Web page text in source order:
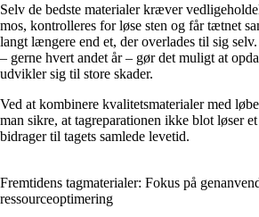
Selv de bedste materialer kræver
mos, kontrolleres for løse sten og får tætnet
langt længere end et, der overlades til sig
– gerne hvert andet år – gør det muligt at
udvikler sig til store skader.
Ved at kombinere kvalitetsmaterialer med
man sikre, at tagreparationen ikke blot løser
bidrager til tagets samlede levetid.
Fremtidens tagmaterialer: Fokus på
ressourceoptimering